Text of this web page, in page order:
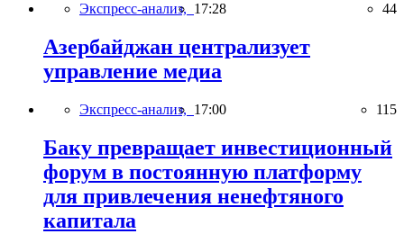
Экспресс-анализ, 17:28 44
Азербайджан централизует
управление медиа
Экспресс-анализ, 17:00 115
Баку превращает инвестиционный
форум в постоянную платформу
для привлечения ненефтяного
капитала